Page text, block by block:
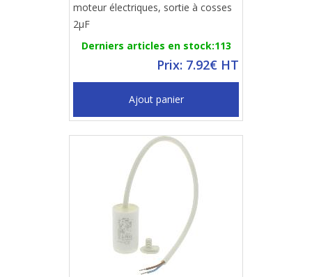
moteur électriques, sortie à cosses
2µF
Derniers articles en stock:113
Prix: 7.92€ HT
Ajout panier